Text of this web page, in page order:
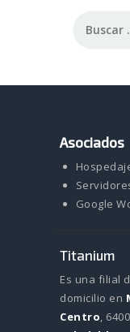
Asociados
Google
Titanium
Es una filial
domicilio en
Centro,